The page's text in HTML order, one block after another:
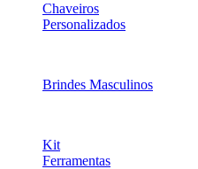
Chaveiros
Personalizados
Brindes Masculinos
Kit
Ferramentas